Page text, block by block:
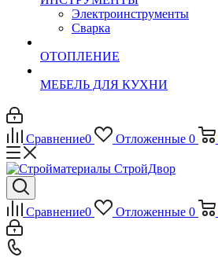
Электроинструменты
Сварка
ОТОПЛЕНИЕ
МЕБЕЛЬ ДЛЯ КУХНИ
Сравнение0 Отложенные 0
Сравнение0 Отложенные 0